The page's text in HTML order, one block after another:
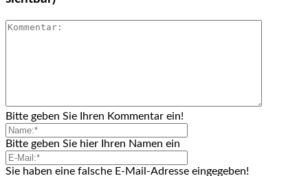
Bitte geben Sie Ihren Kommentar ein!
Bitte geben Sie hier Ihren Namen ein
Sie haben eine falsche E-Mail-Adresse eingegeben!